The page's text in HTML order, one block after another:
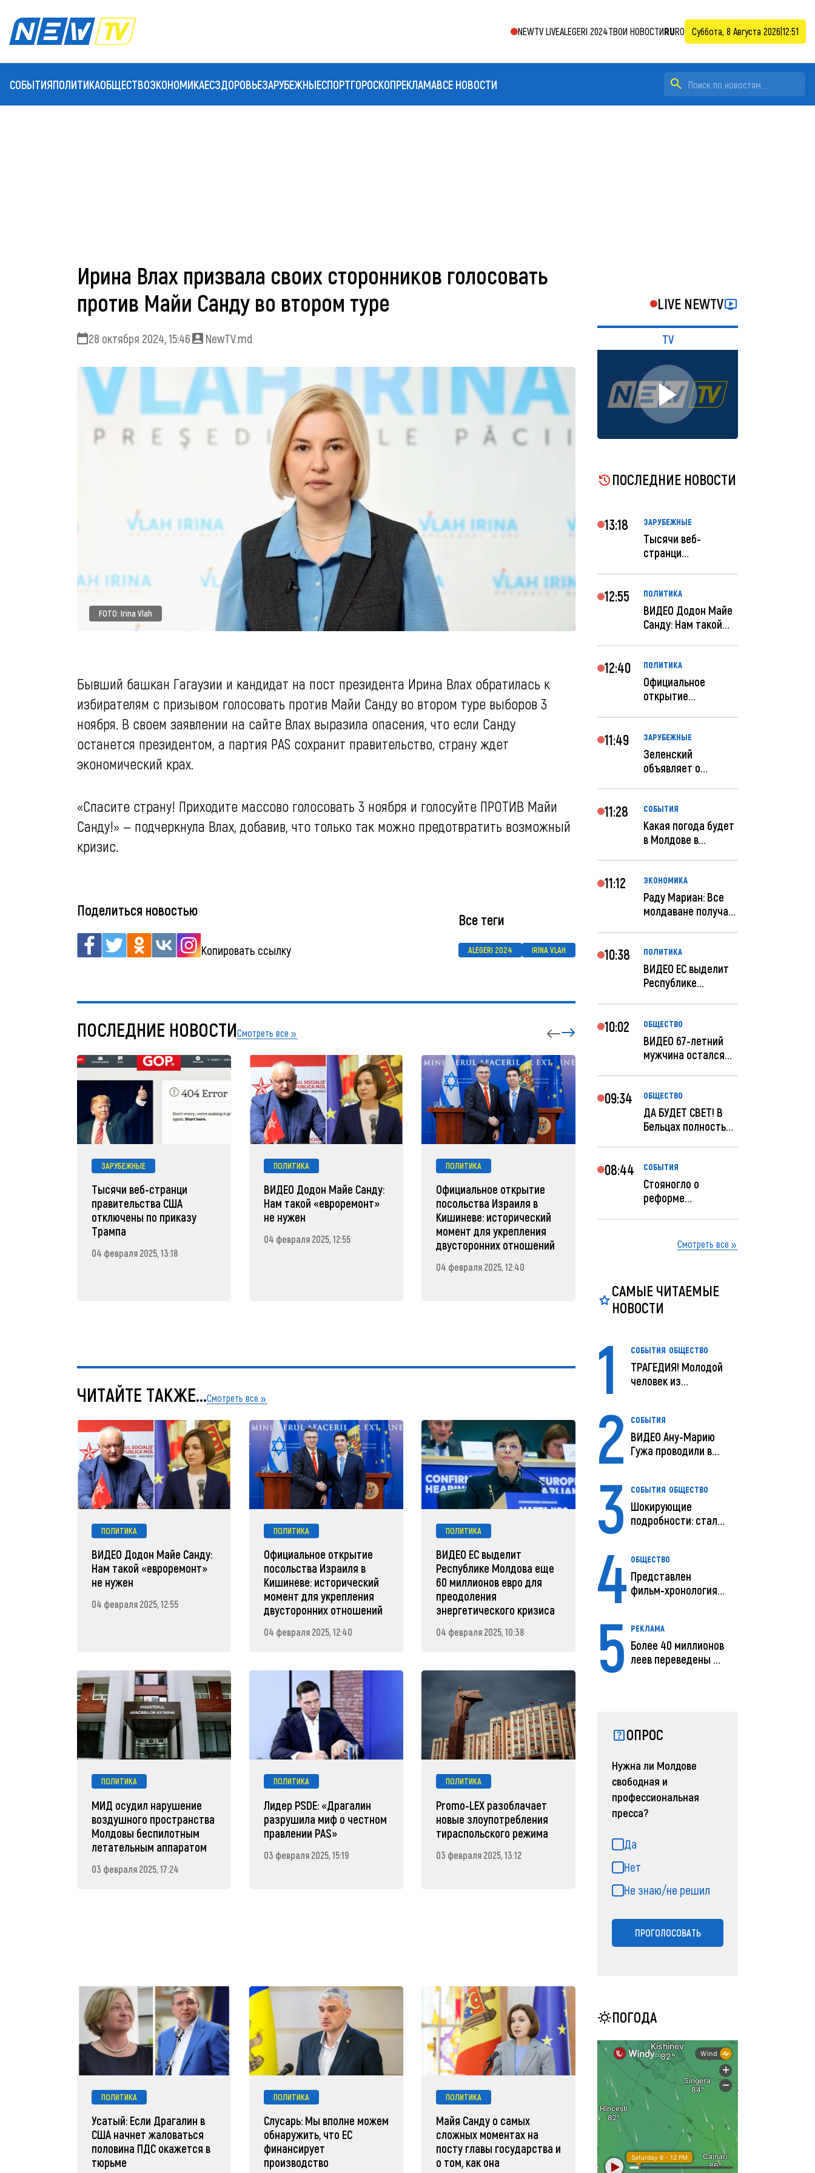
NEWTV LIVEALEGERI 2024ТВОИ НОВОСТИRURO Суббота, 8 Августа 2026 12:51
СОБЫТИЯПОЛИТИКАОБЩЕСТВОЭКОНОМИКАЕСЗДОРОВЬЕЗАРУБЕЖНЫЕСПОРТГОРОСКОПРЕКЛАМАВСЕ НОВОСТИ
Ирина Влах призвала своих сторонников голосовать
против Майи Санду во втором туре
28 октября 2024, 15:46 NewTV.md
FOTO: Irina Vlah
Бывший башкан Гагаузии и кандидат на пост президента Ирина Влах обратилась к
избирателям с призывом голосовать против Майи Санду во втором туре выборов 3
ноября. В своем заявлении на сайте Влах выразила опасения, что если Санду
останется президентом, а партия PAS сохранит правительство, страну ждет
экономический крах.
«Спасите страну! Приходите массово голосовать 3 ноября и голосуйте ПРОТИВ Майи
Санду!» — подчеркнула Влах, добавив, что только так можно предотвратить возможный
кризис.
Поделиться новостью
Копировать ссылку
Все теги
ALEGERI 2024 IRINA VLAH
ПОСЛЕДНИЕ НОВОСТИСмотреть все
ЗАРУБЕЖНЫЕ
Тысячи веб-странци
правительства США
отключены по приказу
Трампа
04 февраля 2025, 13:18
ПОЛИТИКА
ВИДЕО Додон Майе Санду:
Нам такой «евроремонт»
не нужен
04 февраля 2025, 12:55
ПОЛИТИКА
Официальное открытие
посольства Израиля в
Кишиневе: исторический
момент для укрепления
двусторонних отношений
04 февраля 2025, 12:40
ЗАРУБЕЖНЫЕ
Зеленский объявляет о
радикальной
реструктуризации армии
04 февраля 2025, 11:49
ЧИТАЙТЕ ТАКЖЕ...Смотреть все
ПОЛИТИКА
ВИДЕО Додон Майе Санду:
Нам такой «евроремонт»
не нужен
04 февраля 2025, 12:55
ПОЛИТИКА
Официальное открытие
посольства Израиля в
Кишиневе: исторический
момент для укрепления
двусторонних отношений
04 февраля 2025, 12:40
ПОЛИТИКА
ВИДЕО ЕС выделит
Республике Молдова еще
60 миллионов евро для
преодоления
энергетического кризиса
04 февраля 2025, 10:38
ПОЛИТИКА
МИД осудил нарушение
воздушного пространства
Молдовы беспилотным
летательным аппаратом
03 февраля 2025, 17:24
ПОЛИТИКА
Лидер PSDE: «Драгалин
разрушила миф о честном
правлении PAS»
03 февраля 2025, 15:19
ПОЛИТИКА
Promo-LEX разоблачает
новые злоупотребления
тираспольского режима
03 февраля 2025, 13:12
ПОЛИТИКА
Усатый: Если Драгалин в
США начнет жаловаться
половина ПДС окажется в
тюрьме
ПОЛИТИКА
Слусарь: Мы вполне можем
обнаружить, что ЕС
финансирует
производство
ПОЛИТИКА
Майя Санду о самых
сложных моментах на
посту главы государства и
о том, как она
LIVE NEWTV
TV
ПОСЛЕДНИЕ НОВОСТИ
13:18 ЗАРУБЕЖНЫЕ
Тысячи веб-
странци
12:55 ПОЛИТИКА
ВИДЕО Додон Майе
Санду: Нам такой
12:40 ПОЛИТИКА
Официальное
открытие
Кишиневе: и...
11:49 ЗАРУБЕЖНЫЕ
Зеленский
объявляет о
ар...
11:28 СОБЫТИЯ
Какая погода будет
в Молдове в
11:12 ЭКОНОМИКА
Раду Мариан: Все
молдаване получат
10:38 ПОЛИТИКА
ВИДЕО ЕС выделит
Республике
10:02 ОБЩЕСТВО
ВИДЕО 67-летний
мужчина остался
09:34 ОБЩЕСТВО
ДА БУДЕТ СВЕТ! В
Бельцах полностью
08:44 СОБЫТИЯ
Стояногло о
реформе
реформир...Смотреть все
САМЫЕ ЧИТАЕМЫЕ
НОВОСТИ
1 СОБЫТИЯ ОБЩЕСТВО
ТРАГЕДИЯ! Молодой
человек из
2 СОБЫТИЯ
ВИДЕО Ану-Марию
Гужа проводили в
3 СОБЫТИЯ ОБЩЕСТВО
Шокирующие
подробности: стали
4 ОБЩЕСТВО
Представлен
фильм-хронология
5 РЕКЛАМА
Более 40 миллионов
леев переведены с
ОПРОС
Нужна ли Молдове
свободная и
профессиональная
пресса?
Да
Нет
Не знаю/не решил
ПРОГОЛОСОВАТЬ
ПОГОДА